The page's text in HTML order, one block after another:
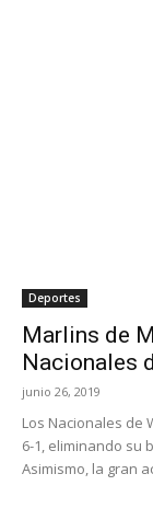
Deportes
Marlins de
Nacionales
junio 26, 2019
Los Nacionales de
6-1, eliminando su
Asimismo, la gran